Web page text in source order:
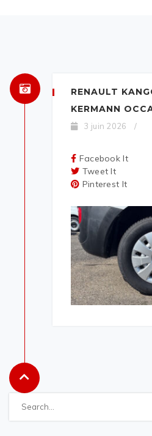
RENAULT
KERMANN
3 juin 2026 /
Facebook It
Tweet It
Pinterest It